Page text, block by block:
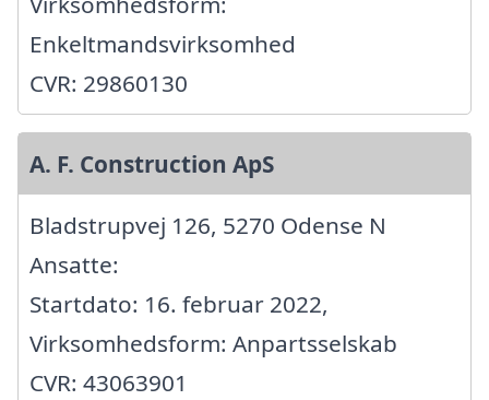
Enkeltmandsvirksomhed
CVR: 29860130
A. F. Construction ApS
Bladstrupvej 126, 5270 Odense N
Ansatte:
Startdato: 16. februar 2022,
Virksomhedsform: Anpartsselskab
CVR: 43063901